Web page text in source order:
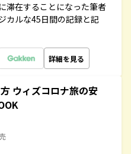
滞在することになった筆者
カルな45日間の記録と記
詳細を見る
ウィズコロナ旅の安